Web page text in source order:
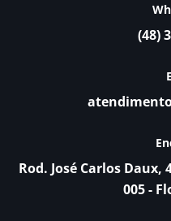
(48)
Rod. José Carlos Daux,
005 -